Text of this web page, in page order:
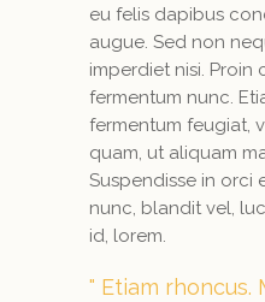
eu felis dapibus
augue. Sed non
imperdiet nisi. Proin
fermentum nunc.
fermentum feugiat,
quam, ut aliquam
Suspendisse in orci
nunc, blandit vel,
id, lorem.
Etiam rhoncus.